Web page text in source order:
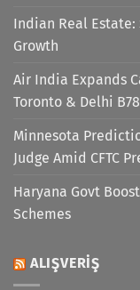
Indian Real
Growth
Air India Expands
Toronto & Delhi
Minnesota
Judge Amid CFTC
Haryana Govt
Schemes
ALIŞVERIŞ